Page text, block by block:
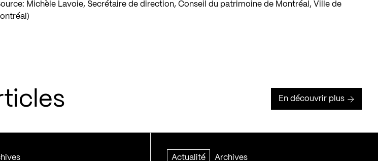
Michèle Lavoie, Secrétaire de direction, Conseil du patrimoine de Montréal, Ville de
En découvrir plus
Actualité Archives